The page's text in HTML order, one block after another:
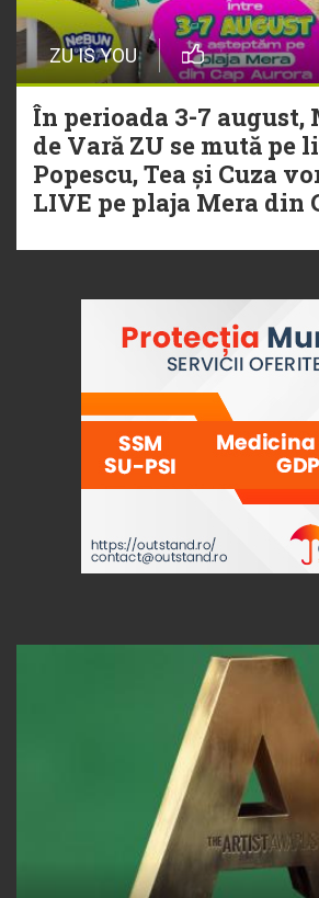
ZU IS YOU
În perioada 3-7
de Vară ZU se mută pe
Popescu, Tea și Cuza
LIVE pe plaja Mera din